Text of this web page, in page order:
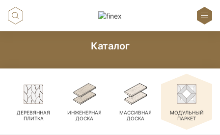
Каталог
ДЕРЕВЯННАЯ
ПЛИТКА
ИНЖЕНЕРНАЯ
ДОСКА
МАССИВНАЯ
ДОСКА
МОДУЛЬНЫЙ
ПАРКЕТ